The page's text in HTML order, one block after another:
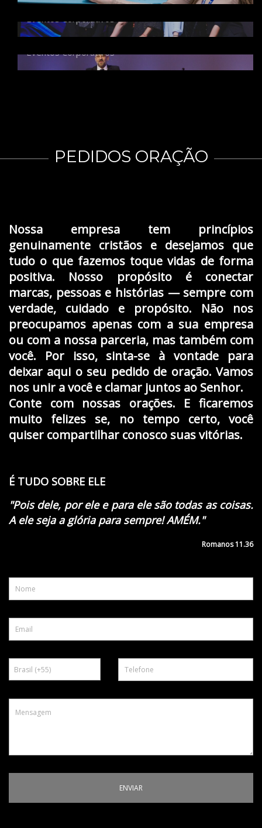
Eventos Corporativos
MEDICINA DO EXERCÍCIO E DO ESPORTE.
Eventos Corporativos
PEDIDOS ORAÇÃO
Nossa empresa tem princípios
genuinamente cristãos e desejamos que
tudo o que fazemos toque vidas de forma
positiva. Nosso propósito é conectar
marcas, pessoas e histórias — sempre com
verdade, cuidado e propósito. Não nos
preocupamos apenas com a sua empresa
ou com a nossa parceria, mas também com
você. Por isso, sinta-se à vontade para
deixar aqui o seu pedido de oração. Vamos
nos unir a você e clamar juntos ao Senhor.
Conte com nossas orações. E ficaremos
muito felizes se, no tempo certo, você
quiser compartilhar conosco suas vitórias.
É TUDO SOBRE ELE
"Pois dele, por ele e para ele são todas as coisas.
A ele seja a glória para sempre! AMÉM."
Romanos 11.36
ENVIAR